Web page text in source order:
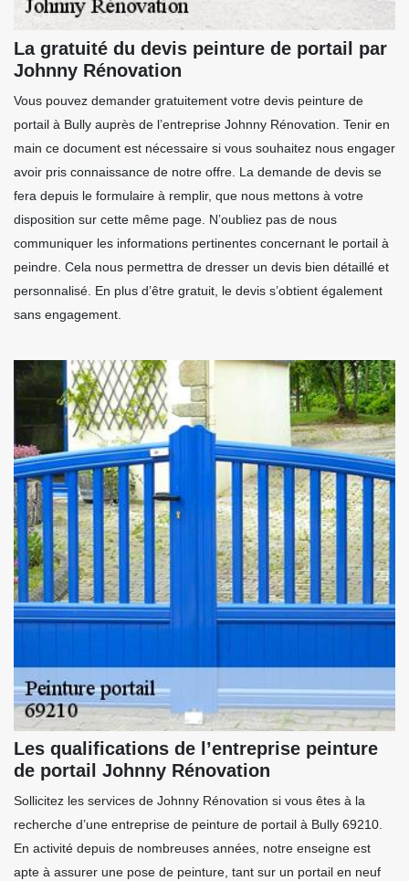
La gratuité du devis peinture de portail par
Johnny Rénovation
Vous pouvez demander gratuitement votre devis peinture de
portail à Bully auprès de l’entreprise Johnny Rénovation. Tenir en
main ce document est nécessaire si vous souhaitez nous engager
avoir pris connaissance de notre offre. La demande de devis se
fera depuis le formulaire à remplir, que nous mettons à votre
disposition sur cette même page. N’oubliez pas de nous
communiquer les informations pertinentes concernant le portail à
peindre. Cela nous permettra de dresser un devis bien détaillé et
personnalisé. En plus d’être gratuit, le devis s’obtient également
sans engagement.
Les qualifications de l’entreprise peinture
de portail Johnny Rénovation
Sollicitez les services de Johnny Rénovation si vous êtes à la
recherche d’une entreprise de peinture de portail à Bully 69210.
En activité depuis de nombreuses années, notre enseigne est
apte à assurer une pose de peinture, tant sur un portail en neuf